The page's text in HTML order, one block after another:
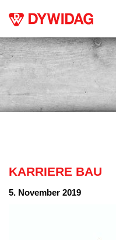
KARRIERE BAU
5. November 2019